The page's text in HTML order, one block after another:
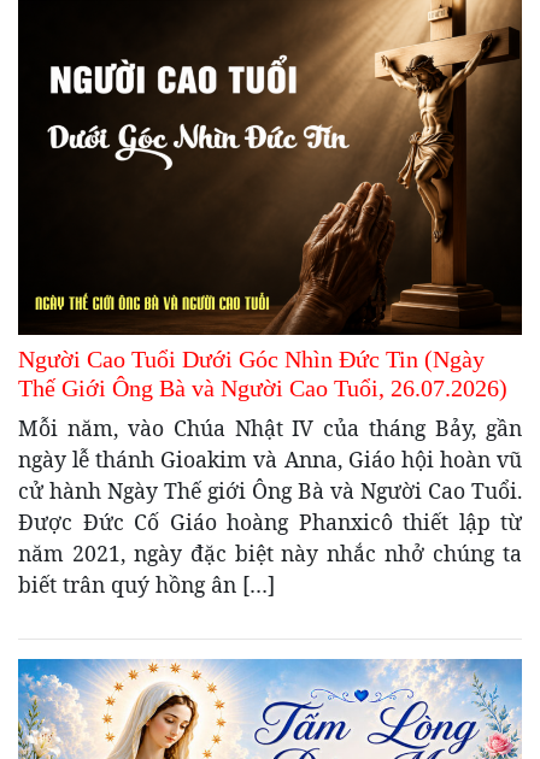
Người Cao Tuổi Dưới Góc Nhìn Đức Tin (Ngày
Thế Giới Ông Bà và Người Cao Tuổi, 26.07.2026)
Mỗi năm, vào Chúa Nhật IV của tháng Bảy, gần
ngày lễ thánh Gioakim và Anna, Giáo hội hoàn vũ
cử hành Ngày Thế giới Ông Bà và Người Cao Tuổi.
Được Đức Cố Giáo hoàng Phanxicô thiết lập từ
năm 2021, ngày đặc biệt này nhắc nhở chúng ta
biết trân quý hồng ân […]